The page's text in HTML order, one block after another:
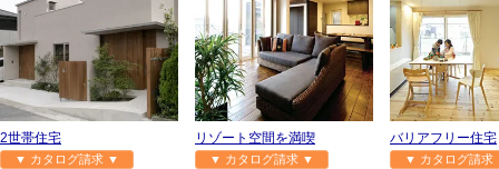
2世帯住宅
▼ カタログ請求 ▼
リゾート空間を満喫
▼ カタログ請求 ▼
バリアフリー住宅
▼ カタログ請